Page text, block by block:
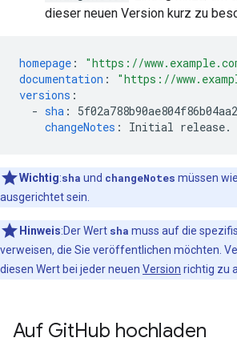
dieser neuen Version kurz zu
homepage :
"https://
documentation :
"https://
versions :
- sha :
changeNotes : Initial release.
Wichtig:sha und changeNotes müssen
ausgerichtet sein.
Hinweis:Der Wert sha muss auf die
verweisen, die Sie veröffentlichen möchten.
diesen Wert bei jeder neuen Version richtig zu
Auf GitHub hochladen